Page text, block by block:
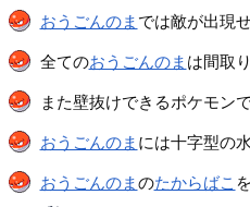
おうごんのま では敵が出現
全てのおうごんのま は間取
また壁抜けできるポケモン
おうごんのま には十字型の
おうごんのまのたからばこ